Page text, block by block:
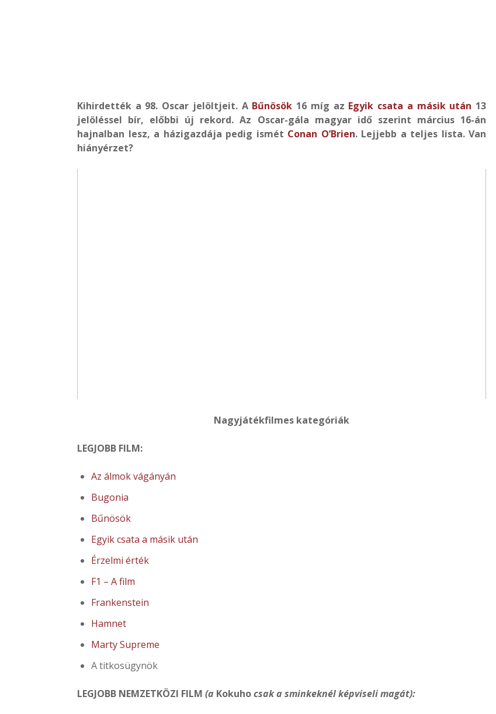
Kihirdették a 98. Oscar jelöltjeit. A Bűnösök 16 míg az Egyik csata a másik után 13
jelöléssel bír, előbbi új rekord. Az Oscar-gála magyar idő szerint március 16-án
hajnalban lesz, a házigazdája pedig ismét Conan O’Brien.Lejjebb a teljes lista. Van
hiányérzet?
Nagyjátékfilmes kategóriák
LEGJOBB FILM:
Az álmok vágányán
Bugonia
Bűnösök
Egyik csata a másik után
Érzelmi érték
F1 – A film
Frankenstein
Hamnet
Marty Supreme
A titkosügynök
LEGJOBB NEMZETKÖZI FILM (a Kokuhocsak a sminkeknél képviseli magát):